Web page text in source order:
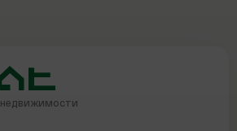
недвижимости